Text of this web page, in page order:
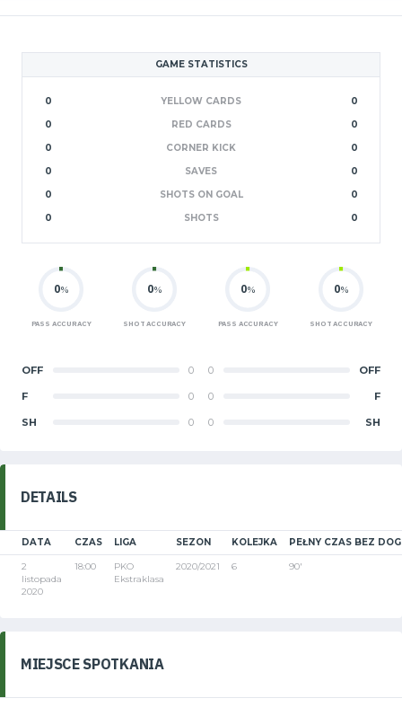
GAME STATISTICS
0 YELLOW CARDS
0
0
RED CARDS
0
0
CORNER KICK
0
0
SAVES
0
0
SHOTS ON GOAL
0
0
SHOTS 0
0%
PASS ACCURACY
0%
SHOT ACCURACY
OFF 0
F 0
SH 0
0%
PASS ACCURACY
0%
SHOT ACCURACY
0 OFF
0 F
0 SH
DETAILS
DATA CZAS LIGA SEZON KOLEJKA PEŁNY CZAS BEZ
2
listopada
2020
18:00
PKO
Ekstraklasa
2020/2021 6 90'
MIEJSCE SPOTKANIA